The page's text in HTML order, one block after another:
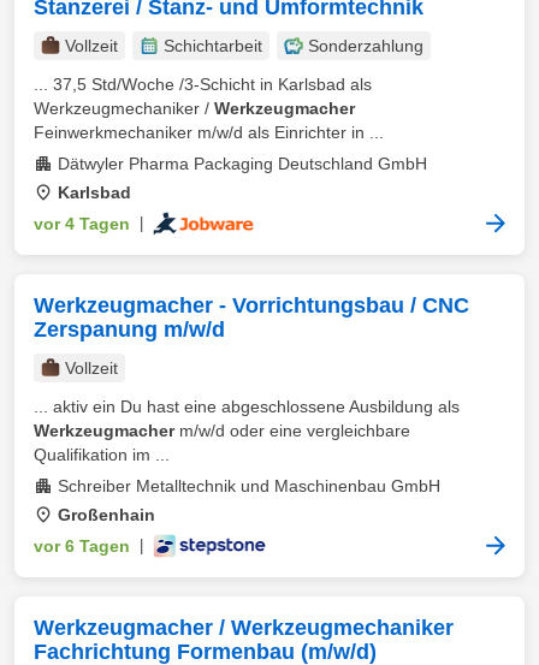
Stanzerei / Stanz- und Umformtechnik
Vollzeit Schichtarbeit
Sonderzahlung
... 37,5 Std/Woche /3-Schicht in Karlsbad als
Werkzeugmechaniker / Werkzeugmacher
Feinwerkmechaniker m/w/d als Einrichter in ...
Dätwyler Pharma Packaging Deutschland GmbH
Karlsbad
vor 4 Tagen
Werkzeugmacher - Vorrichtungsbau / CNC
Zerspanung m/w/d
Vollzeit
... aktiv ein Du hast eine abgeschlossene Ausbildung als
Werkzeugmacherm/w/d oder eine vergleichbare
Qualifikation im ...
Schreiber Metalltechnik und Maschinenbau GmbH
Großenhain
vor 6 Tagen
Werkzeugmacher / Werkzeugmechaniker
Fachrichtung Formenbau (m/w/d)